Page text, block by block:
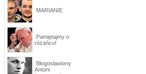
MARIANIE
Pamiętajmy o
różańcu!
Błogosławiony
Antoni